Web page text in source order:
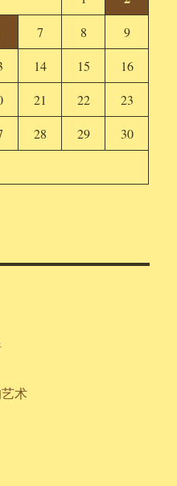
7 8
9
14 15
16
21 22
23
28 29
30
术